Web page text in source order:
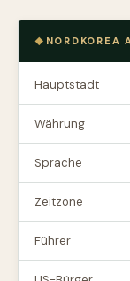
NORDKOREA
Hauptstadt
Währung
Sprache
Zeitzone
Führer